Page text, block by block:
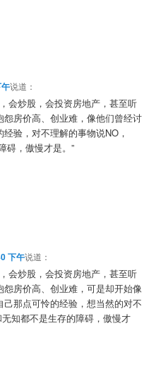
说道：
会炒股，会投资房地产，甚至听
房价高、创业难，像他们曾经讨
验，对不理解的事物说NO，
，傲慢才是。”
下午说道：
会炒股，会投资房地产，甚至听
房价高、创业难，可是却开始像
那点可怜的经验，想当然的对不
知都不是生存的障碍，傲慢才